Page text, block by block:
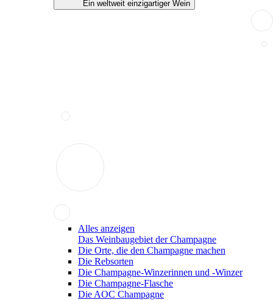
Ein weltweit einzigartiger Wein
Alles anzeigen
Das Weinbaugebiet der Champagne
Die Orte, die den Champagne machen
Die Rebsorten
Die Champagne-Winzerinnen und -Winzer
Die Champagne-Flasche
Die AOC Champagne